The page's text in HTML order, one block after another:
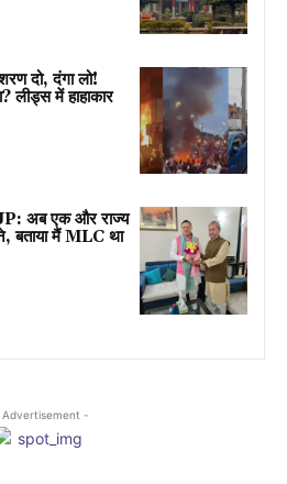
दो, दंगा लो!
लीड्स में हाहाकार
अब एक और राज्य
बताया मैं MLC था
-